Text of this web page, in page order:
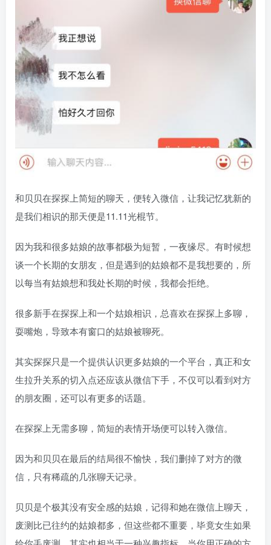
和贝贝在探探上简短的聊天，便转入微信，让我记忆犹新的
是我们相识的那天便是11.11光棍节。
因为我和很多姑娘的故事都极为短暂，一夜缘尽。有时候想
谈一个长期的女朋友，但是遇到的姑娘都不是我想要的，所
以每当有姑娘想和我处长期的时候，我都会拒绝。
很多新手在探探上和一个姑娘相识，总喜欢在探探上多聊，
耍嘴炮，导致本有窗口的姑娘被聊死。
其实探探只是一个提供认识更多姑娘的一个平台，真正和女
生拉升关系的切入点还应该从微信下手，不仅可以看到对方
的朋友圈，还可以有更多的话题。
在探探上无需多聊，简短的表情开场便可以转入微信。
因为和贝贝在最后的结局很不愉快，我们删掉了对方的微
信，只有稀疏的几张聊天记录。
贝贝是个极其没有安全感的姑娘，记得和她在微信上聊天，
废测比已往约的姑娘都多，但这些都不重要，毕竟女生如果